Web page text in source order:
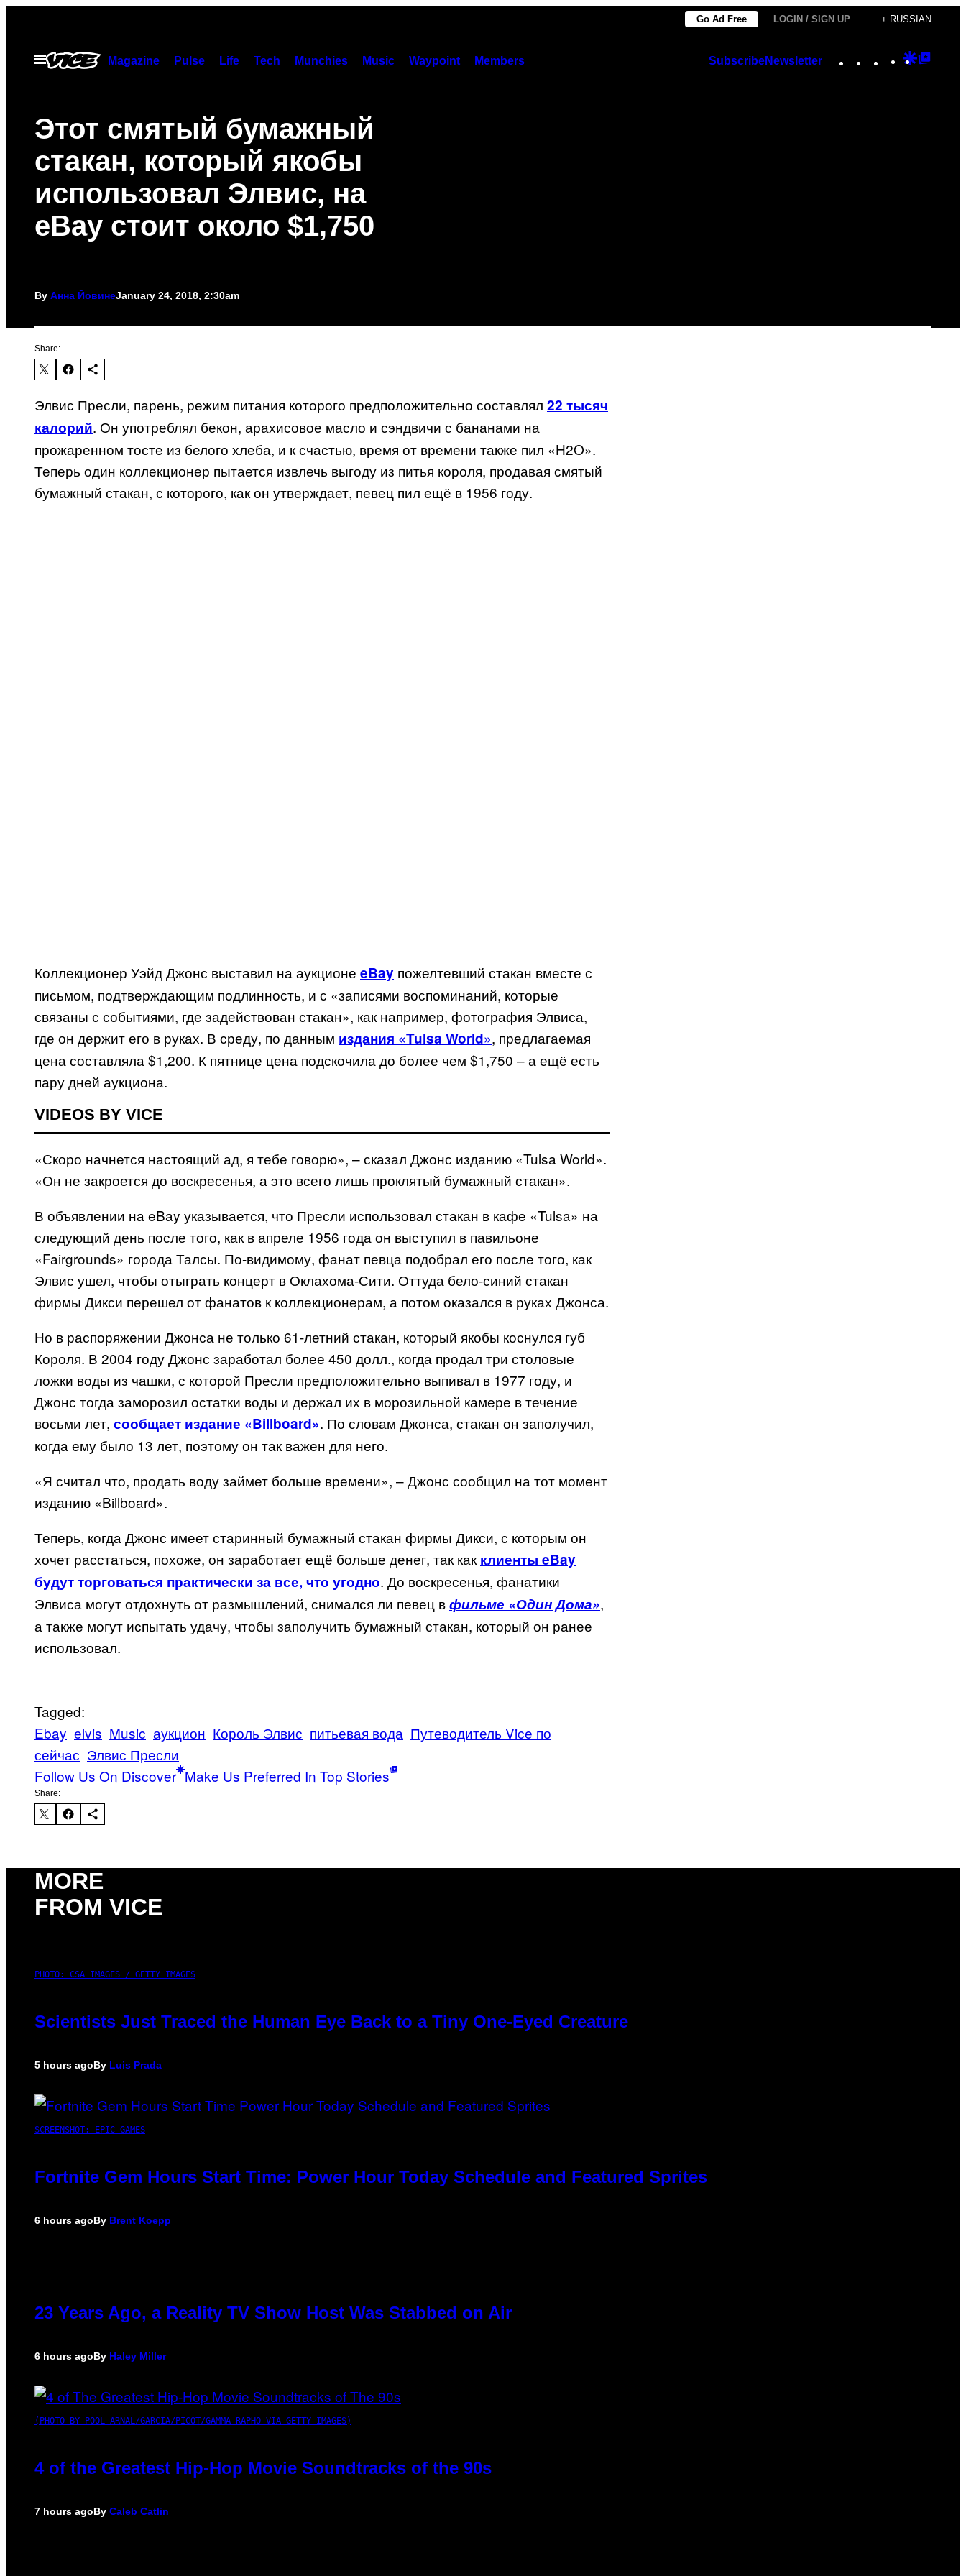
content
Go Ad Free LOGIN / SIGN UP + RUSSIAN
Open
Menu
Magazine Pulse Life Tech Munchies Music Waypoint Members SubscribeNewsletter Instagram
TikTok
YouTube
Google
Этот смятый бумажный
стакан, который якобы
использовал Элвис, на
eBay стоит около $1,750
By Анна ЙовинеJanuary 24, 2018, 2:30am
Share:
Элвис Пресли, парень, режим питания которого предположительно составлял 22 тысяч
калорий. Он употреблял бекон, арахисовое масло и сэндвичи с бананами на
прожаренном тосте из белого хлеба, и к счастью, время от времени также пил «H2O».
Теперь один коллекционер пытается извлечь выгоду из питья короля, продавая смятый
бумажный стакан, с которого, как он утверждает, певец пил ещё в 1956 году.
Коллекционер Уэйд Джонс выставил на аукционе eBay пожелтевший стакан вместе с
письмом, подтверждающим подлинность, и с «записями воспоминаний, которые
связаны с событиями, где задействован стакан», как например, фотография Элвиса,
где он держит его в руках. В среду, по данным издания «Tulsa World», предлагаемая
цена составляла $1,200. К пятнице цена подскочила до более чем $1,750 – а ещё есть
пару дней аукциона.
VIDEOS BY VICE
«Скоро начнется настоящий ад, я тебе говорю», – сказал Джонс изданию «Tulsa World».
«Он не закроется до воскресенья, а это всего лишь проклятый бумажный стакан».
В объявлении на eBay указывается, что Пресли использовал стакан в кафе «Tulsa» на
следующий день после того, как в апреле 1956 года он выступил в павильоне
«Fairgrounds» города Талсы. По-видимому, фанат певца подобрал его после того, как
Элвис ушел, чтобы отыграть концерт в Оклахома-Сити. Оттуда бело-синий стакан
фирмы Дикси перешел от фанатов к коллекционерам, а потом оказался в руках Джонса.
Но в распоряжении Джонса не только 61-летний стакан, который якобы коснулся губ
Короля. В 2004 году Джонс заработал более 450 долл., когда продал три столовые
ложки воды из чашки, с которой Пресли предположительно выпивал в 1977 году, и
Джонс тогда заморозил остатки воды и держал их в морозильной камере в течение
восьми лет, сообщает издание «Billboard». По словам Джонса, стакан он заполучил,
когда ему было 13 лет, поэтому он так важен для него.
«Я считал что, продать воду займет больше времени», – Джонс сообщил на тот момент
изданию «Billboard».
Теперь, когда Джонс имеет старинный бумажный стакан фирмы Дикси, с которым он
хочет расстаться, похоже, он заработает ещё больше денег, так как клиенты eBay
будут торговаться практически за все, что угодно. До воскресенья, фанатики
Элвиса могут отдохнуть от размышлений, снимался ли певец вфильме «Один Дома»,
а также могут испытать удачу, чтобы заполучить бумажный стакан, который он ранее
использовал.
Tagged:
Ebay elvis Music аукцион Король Элвис питьевая вода Путеводитель Vice по
сейчас Элвис Пресли
Follow Us On Discover Make Us Preferred In Top Stories
Share:
MORE
FROM VICE
PHOTO: CSA IMAGES / GETTY IMAGES
Scientists Just Traced the Human Eye Back to a Tiny One-Eyed Creature
5 hours agoBy Luis Prada
SCREENSHOT: EPIC GAMES
Fortnite Gem Hours Start Time: Power Hour Today Schedule and Featured Sprites
6 hours agoBy Brent Koepp
23 Years Ago, a Reality TV Show Host Was Stabbed on Air
6 hours agoBy Haley Miller
(PHOTO BY POOL ARNAL/GARCIA/PICOT/GAMMA-RAPHO VIA GETTY IMAGES)
4 of the Greatest Hip-Hop Movie Soundtracks of the 90s
7 hours agoBy Caleb Catlin